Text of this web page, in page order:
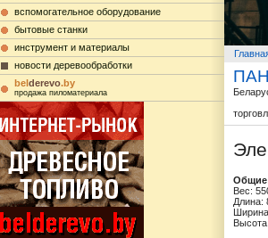
вспомогательное оборудование
бытовые станки
инструмент и материалы
новости деревообработки
belderevo.by
продажа пиломатериала
Общие
Вес:
Длина: